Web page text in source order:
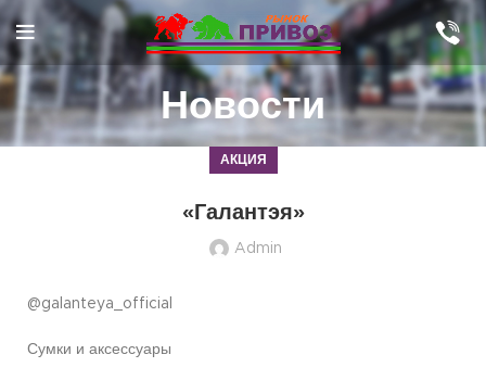
Новости
АКЦИЯ
«Галантэя»
Admin
@galanteya_official
Сумки и аксессуары